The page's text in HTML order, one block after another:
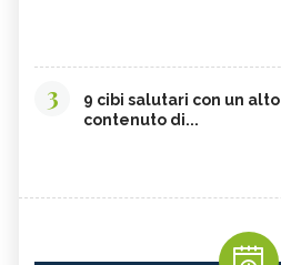
3
9 cibi salutari con un alto
contenuto di...